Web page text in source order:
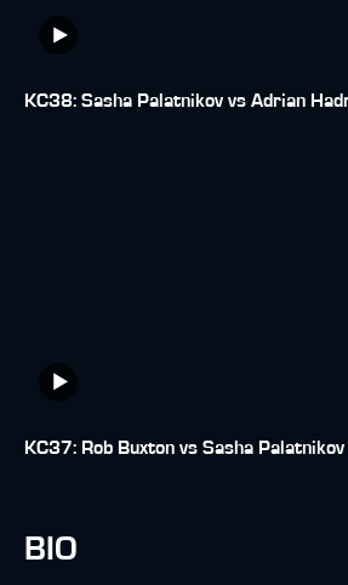
KC38: Sasha Palatnikov vs Adrian
KC37: Rob Buxton vs Sasha Palatnikov
BIO